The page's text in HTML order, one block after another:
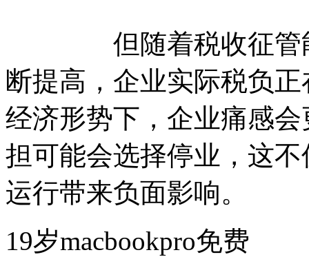
但随着税收征管能
断提高，企业实际税负
经济形势下，企业痛感
担可能会选择停业，这
运行带来负面影响。
19岁macbookpro免